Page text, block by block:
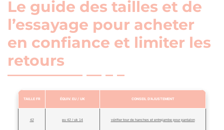
Le guide des tailles et de
l’essayage pour acheter
en confiance et limiter les
retours
TAILLE FR ÉQUIV. EU / UK CONSEIL D’AJUSTEMENT
42 eu 42 / uk 14 vérifier tour de hanches et entrejambe pour pantalon